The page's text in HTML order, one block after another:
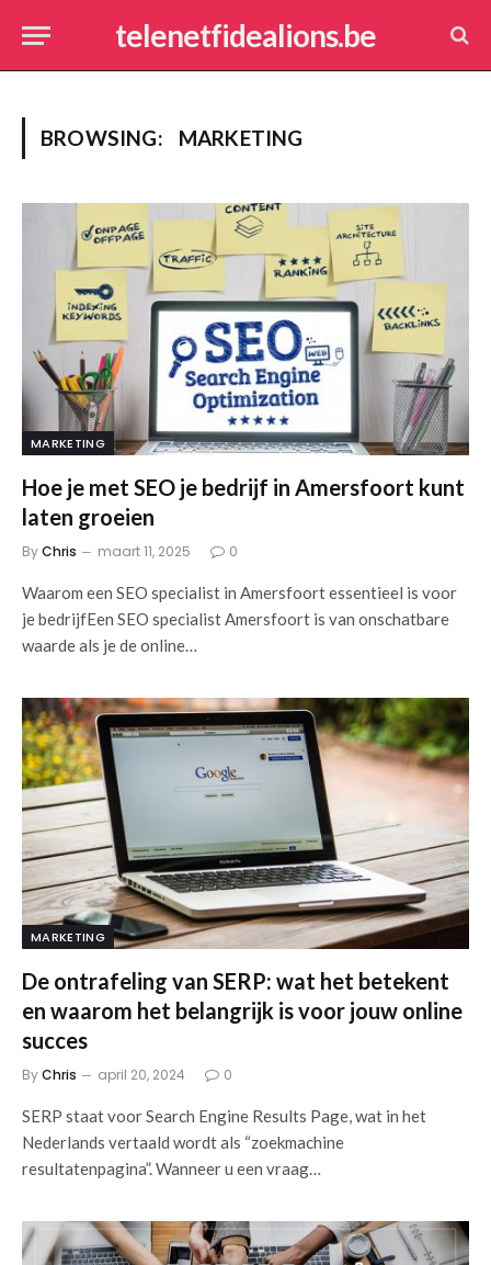
telenetfidealions.be
BROWSING: MARKETING
MARKETING
Hoe je met SEO je bedrijf in Amersfoort kunt
laten groeien
ByChris maart 11, 2025 0
Waarom een SEO specialist in Amersfoort essentieel is voor
je bedrijfEen SEO specialist Amersfoort is van onschatbare
waarde als je de online…
MARKETING
De ontrafeling van SERP: wat het betekent
en waarom het belangrijk is voor jouw online
succes
ByChris april 20, 2024 0
SERP staat voor Search Engine Results Page, wat in het
Nederlands vertaald wordt als “zoekmachine
resultatenpagina”. Wanneer u een vraag…